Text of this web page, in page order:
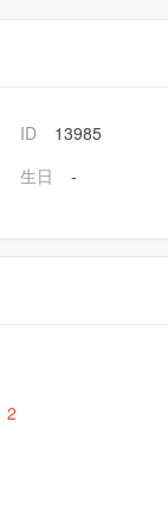
ID
13985
生日 -
2